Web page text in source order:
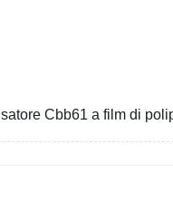
Cbb61 a film di